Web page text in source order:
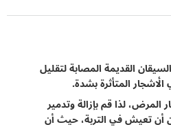
القديمة المصابة لتقليل
المتأثرة بشدة.
لذا قم بإزالة وتدمير
في التربة، حيث أن